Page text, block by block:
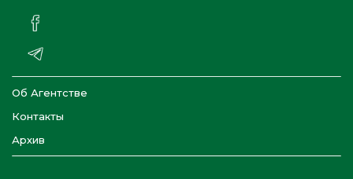
Об Агентстве
Контакты
Архив